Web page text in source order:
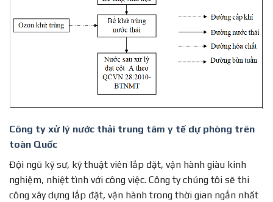
Công ty xử lý nước thải trung tâm y tế dự phòng trên
toàn Quốc
Đội ngũ kỹ sư, kỹ thuật viên lắp đặt, vận hành giàu kinh
nghiệm, nhiệt tình với công việc. Công ty chúng tôi sẽ thi
công xây dựng lắp đặt, vận hành trong thời gian ngắn nhất